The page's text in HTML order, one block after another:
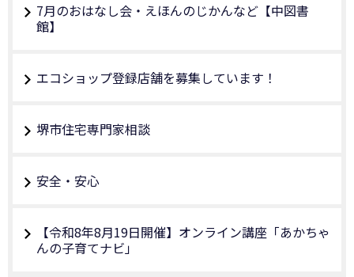
7月のおはなし会‧えほんのじかんなど【中図書
館】
エコショップ登録店舗を募集しています！
堺市住宅専門家相談
安全・安心
【令和8年8月19日開催】オンライン講座「あかちゃ
んの子育てナビ」